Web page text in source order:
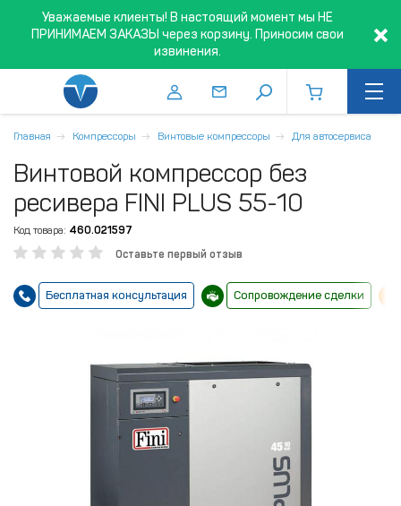
Уважаемые клиенты! В настоящий момент мы НЕ
ПРИНИМАЕМ ЗАКАЗЫ через корзину. Приносим свои
извинения.
Главная Компрессоры Винтовые компрессоры Для автосервиса
Винтовой компрессор без
ресивера FINI PLUS 55-10
Код товара: 460.021597
Оставьте первый отзыв
Бесплатная консультация Сопровождение сделки